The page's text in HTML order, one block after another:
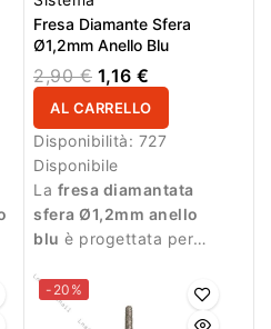
Fresa Diamante Sfera
Ø1,2mm Anello Blu
2,90 € 1,16 €
AL CARRELLO
Disponibilità: 727
Disponibile
La fresa diamantata
sfera Ø1,2mm anello
blu è progettata per
durante la manicure.
-20%